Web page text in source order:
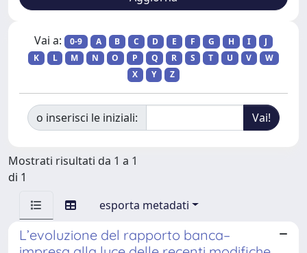
Vai a: 0-9 A B C D E F G H I
J
K
L M N O P Q R S T U V
W
X
Y Z
o inserisci le iniziali:
Mostrati risultati da 1 a 1
di 1
esporta metadati
L’evoluzione del rapporto banca–